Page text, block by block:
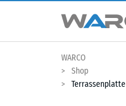
WARCO
Shop
Terrassenplatte